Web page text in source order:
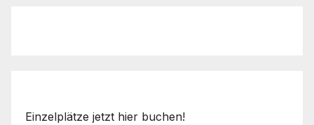
Einzelplätze jetzt hier buchen!